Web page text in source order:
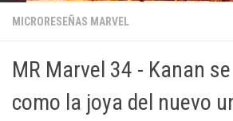
MICRORESEÑAS MARVEL
MR Marvel 34 - Kanan
como la joya del nuevo